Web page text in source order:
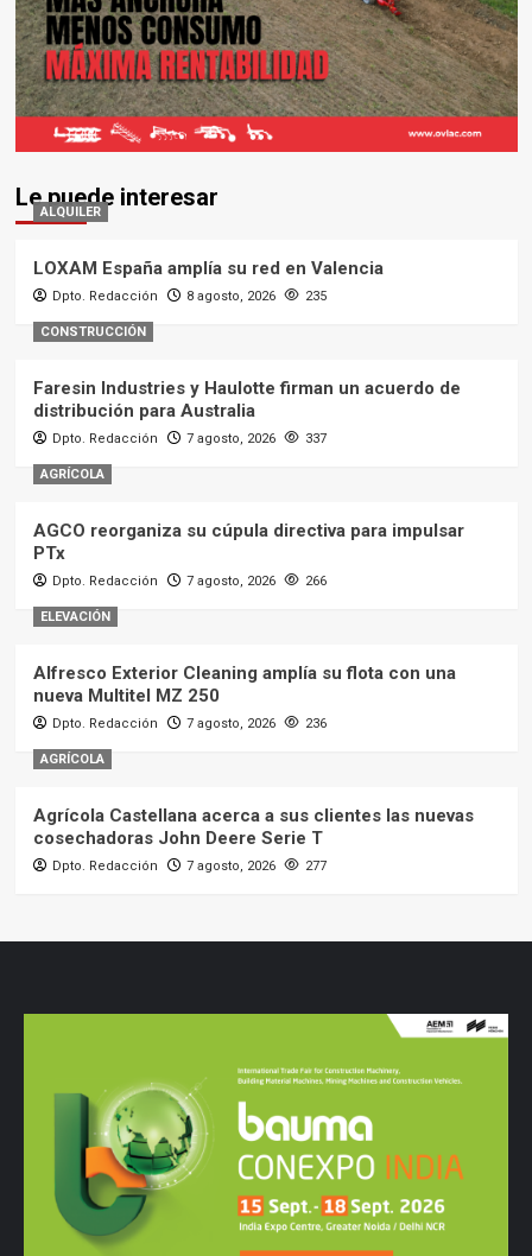
Le puede interesar
ALQUILER
LOXAM España amplía su red en Valencia
Dpto. Redacción 8 agosto, 2026 235
CONSTRUCCIÓN
Faresin Industries y Haulotte firman un acuerdo de
distribución para Australia
Dpto. Redacción 7 agosto, 2026 337
AGRÍCOLA
AGCO reorganiza su cúpula directiva para impulsar
PTx
Dpto. Redacción 7 agosto, 2026 266
ELEVACIÓN
Alfresco Exterior Cleaning amplía su flota con una
nueva Multitel MZ 250
Dpto. Redacción 7 agosto, 2026 236
AGRÍCOLA
Agrícola Castellana acerca a sus clientes las nuevas
cosechadoras John Deere Serie T
Dpto. Redacción 7 agosto, 2026 277